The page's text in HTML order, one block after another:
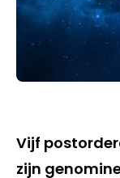
Vijf
zijn